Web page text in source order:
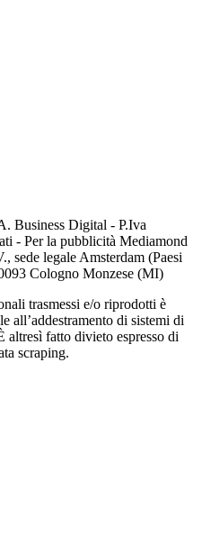
Business Digital - P.Iva
- Per la pubblicità Mediamond
sede legale Amsterdam (Paesi
Cologno Monzese (MI)
trasmessi e/o riprodotti è
all’addestramento di sistemi di
altresì fatto divieto espresso di
scraping.